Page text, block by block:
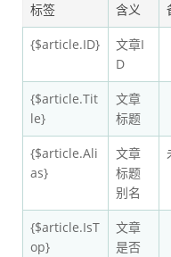
标签 含义
{$article.ID}
文章I
D
{$article.Tit
le}
文章
标题
{$article.Ali
as}
文章
标题
别名
{$article.IsT
op}
文章
是否